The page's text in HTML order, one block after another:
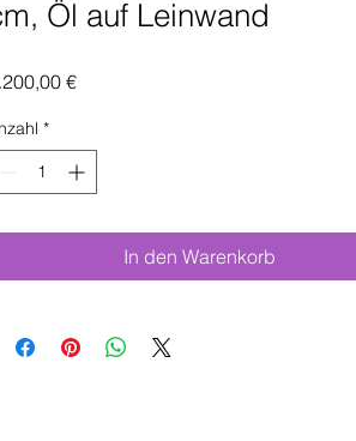
Öl auf Leinwand
€Preis
*
In den Warenkorb